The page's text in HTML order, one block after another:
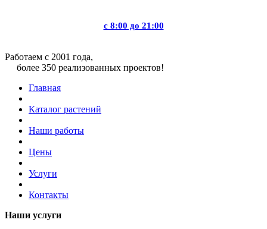
с 8:00 до 21:00
Работаем с 2001 года,
более 350 реализованных проектов!
Главная
Каталог растений
Наши работы
Цены
Услуги
Контакты
Наши услуги